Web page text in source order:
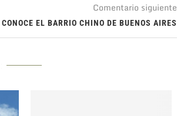
Comentario siguiente
CONOCE EL BARRIO CHINO DE BUENOS AIRES